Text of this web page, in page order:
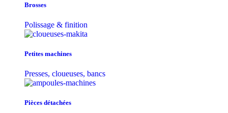
Brosses
Polissage & finition
Petites machines
Presses, cloueuses, bancs
Pièces détachées